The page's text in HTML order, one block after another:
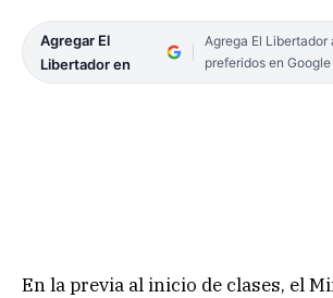
Agregar El
Libertador en
Agrega El Libertador
preferidos en Google
En la previa al inicio de clases, el